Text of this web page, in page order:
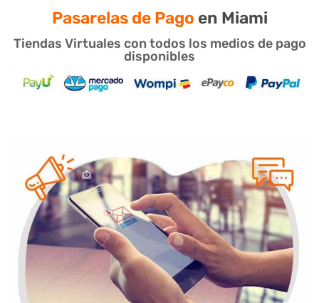
Pasarelas de Pago en Miami
Tiendas Virtuales con todos los medios de pago
disponibles